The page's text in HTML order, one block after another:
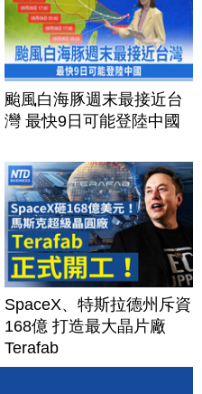
颱風白海豚週末最接近台
灣 最快9日可能登陸中國
SpaceX、特斯拉德州斥資
168億 打造最大晶片廠
Terafab